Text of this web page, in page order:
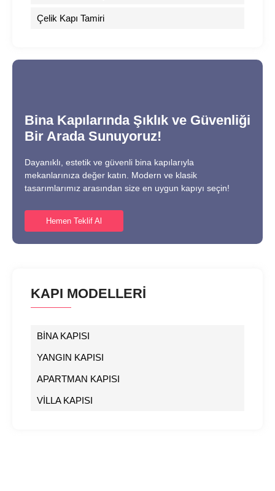
Çelik Kapı Tamiri
Bina Kapılarında Şıklık ve Güvenliği
Bir Arada Sunuyoruz!
Dayanıklı, estetik ve güvenli bina kapılarıyla
mekanlarınıza değer katın. Modern ve klasik
tasarımlarımız arasından size en uygun kapıyı seçin!
Hemen Teklif Al
KAPI MODELLERİ
BİNA KAPISI
YANGIN KAPISI
APARTMAN KAPISI
VİLLA KAPISI